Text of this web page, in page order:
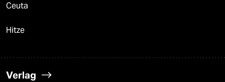
Ceuta
Hitze
Verlag